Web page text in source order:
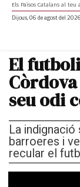
Els Països Catalans al teu
Dijous, 06 de agost del 2026
El
seu odi
La
barroeres i
recular el